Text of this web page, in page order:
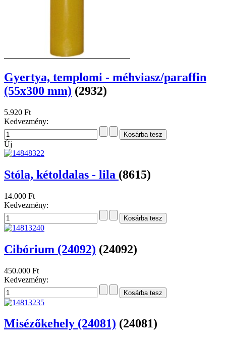
Gyertya, templomi - méhviasz/paraffin
(55x300 mm) (2932)
5.920 Ft
Kedvezmény:
Új
Stóla, kétoldalas - lila (8615)
14.000 Ft
Kedvezmény:
Cibórium (24092) (24092)
450.000 Ft
Kedvezmény:
Misézőkehely (24081) (24081)